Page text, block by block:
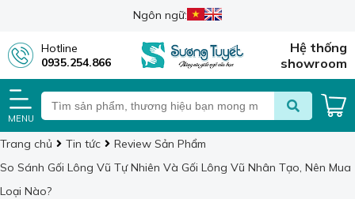
Ngôn ngữ:
Hotline
0935.254.866
Hệ thống
showroom
MENU
Trang chủ Tin tức
Review Sản Phẩm
So Sánh Gối Lông Vũ Tự Nhiên Và Gối Lông Vũ Nhân Tạo, Nên Mua
Loại Nào?